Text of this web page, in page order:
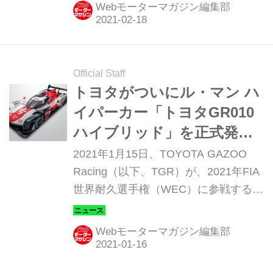
Webモーターマガジン編集部
Official Staff
トヨタがついにル・マン ハ
イパーカー「トヨタGR010
ハイブリッド」を正式発
表。市販モデルは・・・
2021年1月15日、TOYOTA GAZOO
Racing（以下、TGR）が、2021年FIA
世界耐久選手権（WEC）に参戦する車
両ル・マン ハイパーカー「トヨタ
GR010ハイブリッド」を正式発表し
た。トヨタTS050 ハイブリッドで磨い
Webモーターマガジン編集部